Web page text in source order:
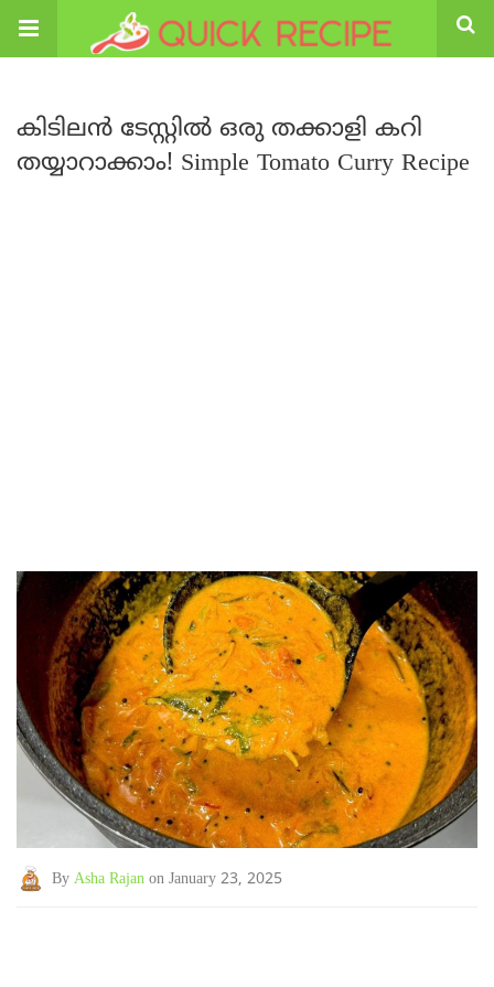
കിടിലൻ ടേസ്റ്റിൽ ഒരു തക്കാളി കറി
തയ്യാറാക്കാം! Simple Tomato Curry Recipe
By Asha Rajan on January 23, 2025